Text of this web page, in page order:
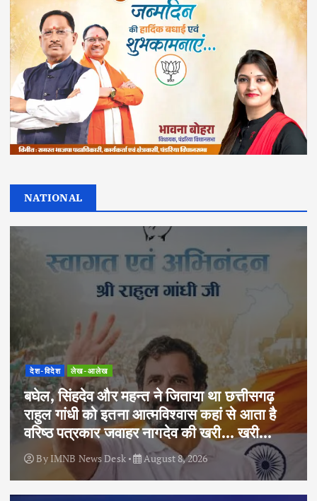
NATIONAL
देश-विदेश लेख-आलेख
बघेल, सिंहदेव और महन्त ने जिताया था छत्तीसगढ़
राहुल गांधी को इतना आत्मविश्वास कहां से आता है
वरिष्ठ पत्रकार जवाहर नागदेव की खरी… खरी…
ByIMNB News Desk August 8, 2026